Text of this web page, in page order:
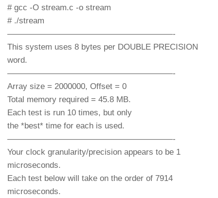
# gcc -O stream.c -o stream
# ./stream
————————————————————-
This system uses 8 bytes per DOUBLE PRECISION
word.
————————————————————-
Array size = 2000000, Offset = 0
Total memory required = 45.8 MB.
Each test is run 10 times, but only
the *best* time for each is used.
————————————————————-
Your clock granularity/precision appears to be 1
microseconds.
Each test below will take on the order of 7914
microseconds.